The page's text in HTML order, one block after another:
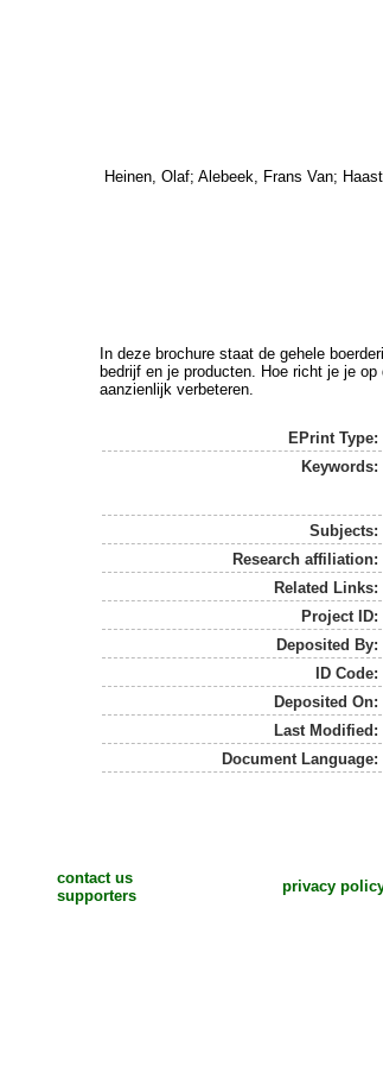
Heinen, Olaf; Alebeek, Frans Van;
In deze brochure staat de gehele
bedrijf en je producten. Hoe richt je je
aanzienlijk verbeteren.
EPrint Type:
Keywords:
Subjects:
Research affiliation:
Related Links:
Project ID:
Deposited By:
ID Code:
Deposited On:
Last Modified:
Document Language:
contact us
supporters
privacy